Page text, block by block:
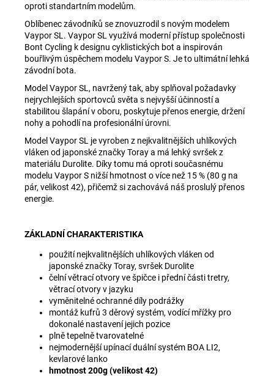
oproti standartním modelům.
Oblíbenec závodníků se znovuzrodil s novým modelem
Vaypor SL. Vaypor SL využívá moderní přístup společnosti
Bont Cycling k designu cyklistických bot a inspirován
bouřlivým úspěchem modelu Vaypor S. Je to ultimátní lehká
závodní bota.
Model Vaypor SL, navržený tak, aby splňoval požadavky
nejrychlejších sportovců světa s nejvyšší účinností a
stabilitou šlapání v oboru, poskytuje přenos energie, držení
nohy a pohodlí na profesionální úrovni.
Model Vaypor SL je vyroben z nejkvalitnějších uhlíkových
vláken od japonské značky Toray a má lehký svršek z
materiálu Durolite. Díky tomu má oproti současnému
modelu Vaypor S nižší hmotnost o více než 15 % (80 g na
pár, velikost 42), přičemž si zachovává náš proslulý přenos
energie.
ZÁKLADNÍ CHARAKTERISTIKA
použití nejkvalitnějších uhlíkových vláken od
japonské značky Toray, svršek Durolite
čelní větrací otvory ve špičce i přední části tretry,
větrací otvory v jazyku
vyměnitelné ochranné díly podrážky
montáž kufrů 3 děrový systém, vodící mřížky pro
dokonalé nastavení jejich pozice
plně tepelně tvarovatelné
nejmodernější upínací duální systém BOA LI2,
kevlarové lanko
hmotnost 200g (velikost 42)